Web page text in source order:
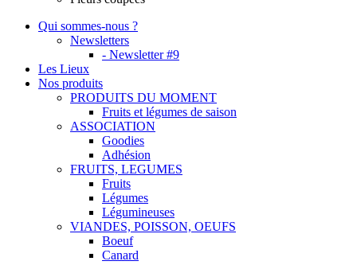
Qui sommes-nous ?
Newsletters
- Newsletter #9
Les Lieux
Nos produits
PRODUITS DU MOMENT
Fruits et légumes de saison
ASSOCIATION
Goodies
Adhésion
FRUITS, LEGUMES
Fruits
Légumes
Légumineuses
VIANDES, POISSON, OEUFS
Boeuf
Canard